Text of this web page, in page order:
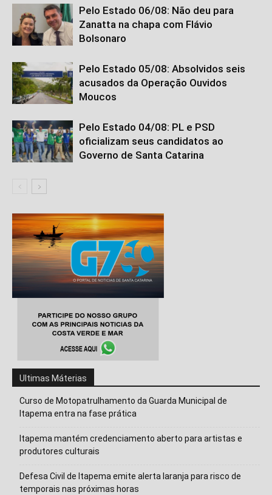
Pelo Estado 06/08: Não deu para
Zanatta na chapa com Flávio
Bolsonaro
Pelo Estado 05/08: Absolvidos seis
acusados da Operação Ouvidos
Moucos
Pelo Estado 04/08: PL e PSD
oficializam seus candidatos ao
Governo de Santa Catarina
Ultimas Máterias
Curso de Motopatrulhamento da Guarda Municipal de
Itapema entra na fase prática
Itapema mantém credenciamento aberto para artistas e
produtores culturais
Defesa Civil de Itapema emite alerta laranja para risco de
temporais nas próximas horas